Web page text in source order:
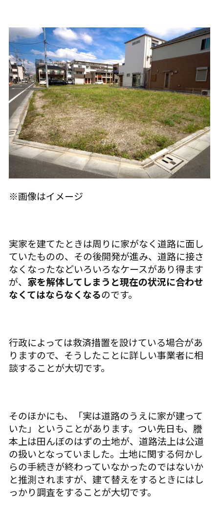
※画像はイメージ
実家を建てたときは周りに家がなく道路に面し
ていたものの、その後開発が進み、道路に接さ
なくなったなどいろいろなケースがあり得ます
が、 家を解体してしまうと現在の状況に合わせ
なくてはならなくなるのです。
行政によっては救済措置を設けている場合があ
りますので、そうしたことに詳しい事業者に相
談することが大切です。
そのほかにも、「実は道路のうえに家が建って
いた」ということがあります。つい先日も、謄
本上は田んぼのはずの土地が、道路法上は公道
の扱いとなっていました。土地に関する何かし
らの手続きが終わっていなかったのではないか
と推測されますが、建て替えをするときにはし
っかり調査をすることが大切です。